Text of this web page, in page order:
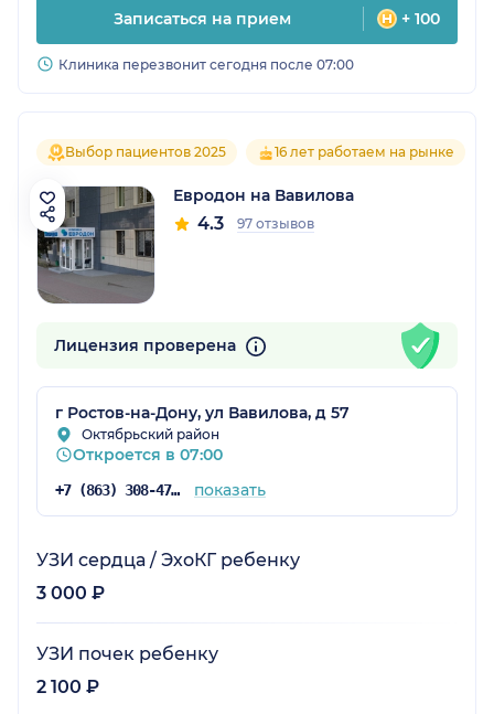
Записаться на прием + 100
Клиника перезвонит сегодня после 07:00
Выбор пациентов 2025 16 лет работаем на рынке
Евродон на Вавилова
4.3 97 отзывов
Лицензия проверена
г Ростов-на-Дону, ул Вавилова, д 57
Октябрьский район
Откроется в 07:00
+7 (863) 308-47-91 показать
УЗИ сердца / ЭхоКГ ребенку
3 000 ₽
УЗИ почек ребенку
2 100 ₽